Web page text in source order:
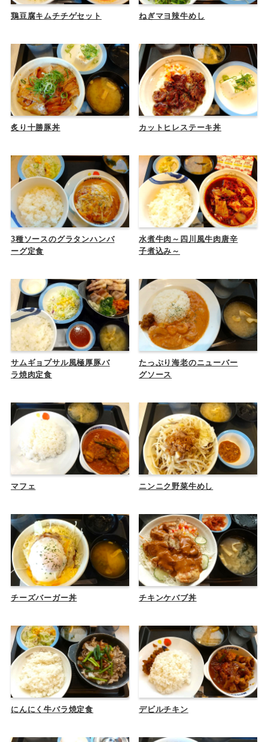
鶏豆腐キムチチゲセット ねぎマヨ辣牛めし
炙り十勝豚丼 カットヒレステーキ丼
3種ソースのグラタンハンバ
ーグ定食
水煮牛肉～四川風牛肉唐辛
子煮込み～
サムギョプサル風極厚豚バ
ラ焼肉定食
たっぷり海老のニューバー
グソース
マフェ ニンニク野菜牛めし
チーズバーガー丼 チキンケバブ丼
にんにく牛バラ焼定食 デビルチキン